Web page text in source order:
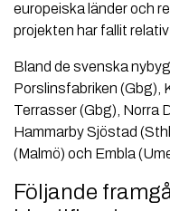
europeiska länder och
projekten har fallit
Bland de svenska
Porslinsfabriken (Gbg),
Terrasser (Gbg), Norra
Hammarby Sjöstad
(Malmö) och Embla
Följande